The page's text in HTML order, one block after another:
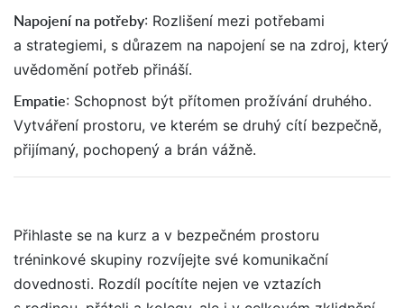
Napojení na potřeby: Rozlišení mezi potřebami
a strategiemi, s důrazem na napojení se na zdroj, který
uvědomění potřeb přináší.
Empatie: Schopnost být přítomen prožívání druhého.
Vytváření prostoru, ve kterém se druhý cítí bezpečně,
přijímaný, pochopený a brán vážně.
Přihlaste se na kurz a v bezpečném prostoru
tréninkové skupiny rozvíjejte své komunikační
dovednosti. Rozdíl pocítíte nejen ve vztazích